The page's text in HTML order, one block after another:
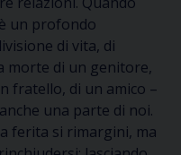
un profondo
di vita, di
morte di un genitore,
fratello, di un amico –
una parte di noi.
ferita si rimargini, ma